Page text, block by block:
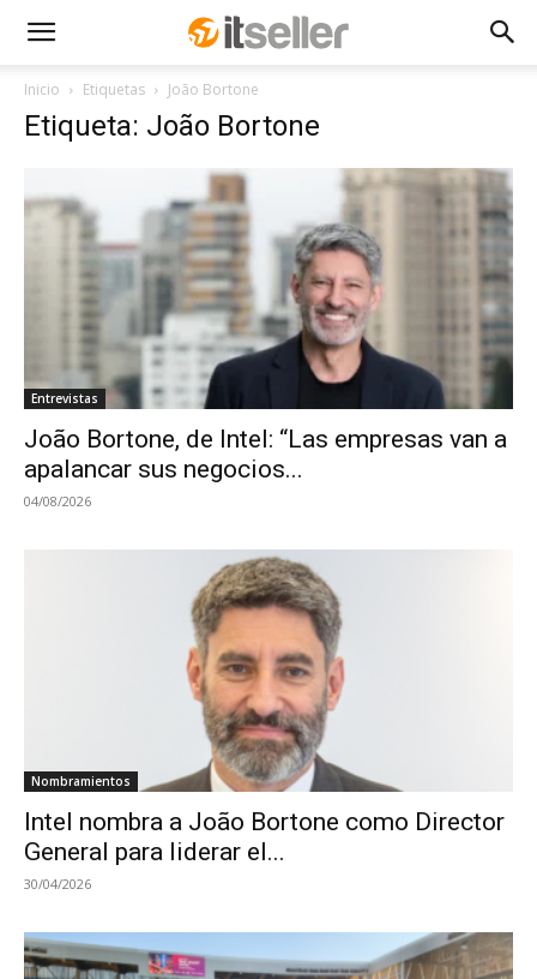
Inicio Etiquetas João Bortone
Etiqueta: João Bortone
Entrevistas
João Bortone, de Intel: “Las empresas van a
apalancar sus negocios...
04/08/2026
Nombramientos
Intel nombra a João Bortone como Director
General para liderar el...
30/04/2026